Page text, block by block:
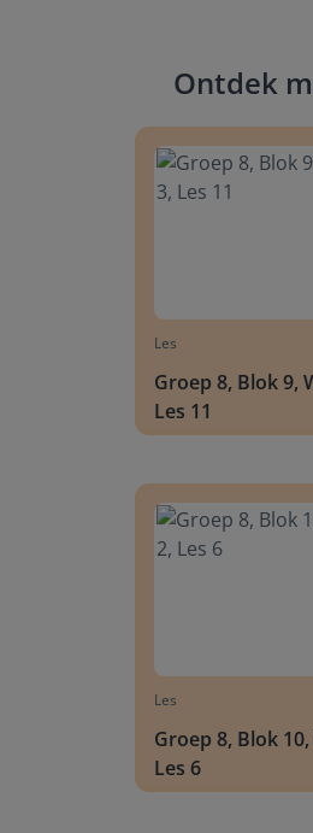
Ontdek
Les
Groep 8, Blok 9,
Les 11
Les
Groep 8, Blok
Les 6